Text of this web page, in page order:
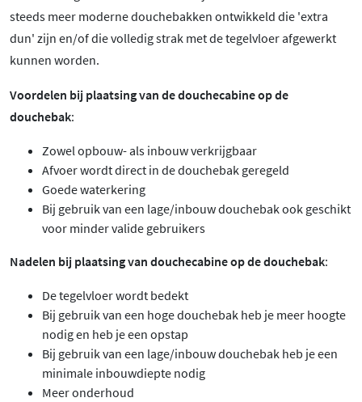
steeds meer moderne douchebakken ontwikkeld die 'extra
dun' zijn en/of die volledig strak met de tegelvloer afgewerkt
kunnen worden.
Voordelen bij plaatsing van de douchecabine op de
douchebak:
Zowel opbouw- als inbouw verkrijgbaar
Afvoer wordt direct in de douchebak geregeld
Goede waterkering
Bij gebruik van een lage/inbouw douchebak ook geschikt
voor minder valide gebruikers
Nadelen bij plaatsing van douchecabine op de douchebak:
De tegelvloer wordt bedekt
Bij gebruik van een hoge douchebak heb je meer hoogte
nodig en heb je een opstap
Bij gebruik van een lage/inbouw douchebak heb je een
minimale inbouwdiepte nodig
Meer onderhoud